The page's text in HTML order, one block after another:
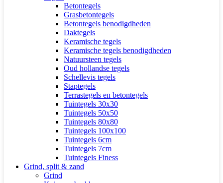
Betontegels
Grasbetontegels
Betontegels benodigdheden
Daktegels
Keramische tegels
Keramische tegels benodigdheden
Natuursteen tegels
Oud hollandse tegels
Schellevis tegels
Staptegels
Terrastegels en betontegels
Tuintegels 30x30
Tuintegels 50x50
Tuintegels 80x80
Tuintegels 100x100
Tuintegels 6cm
Tuintegels 7cm
Tuintegels Finess
Grind, split & zand
Grind